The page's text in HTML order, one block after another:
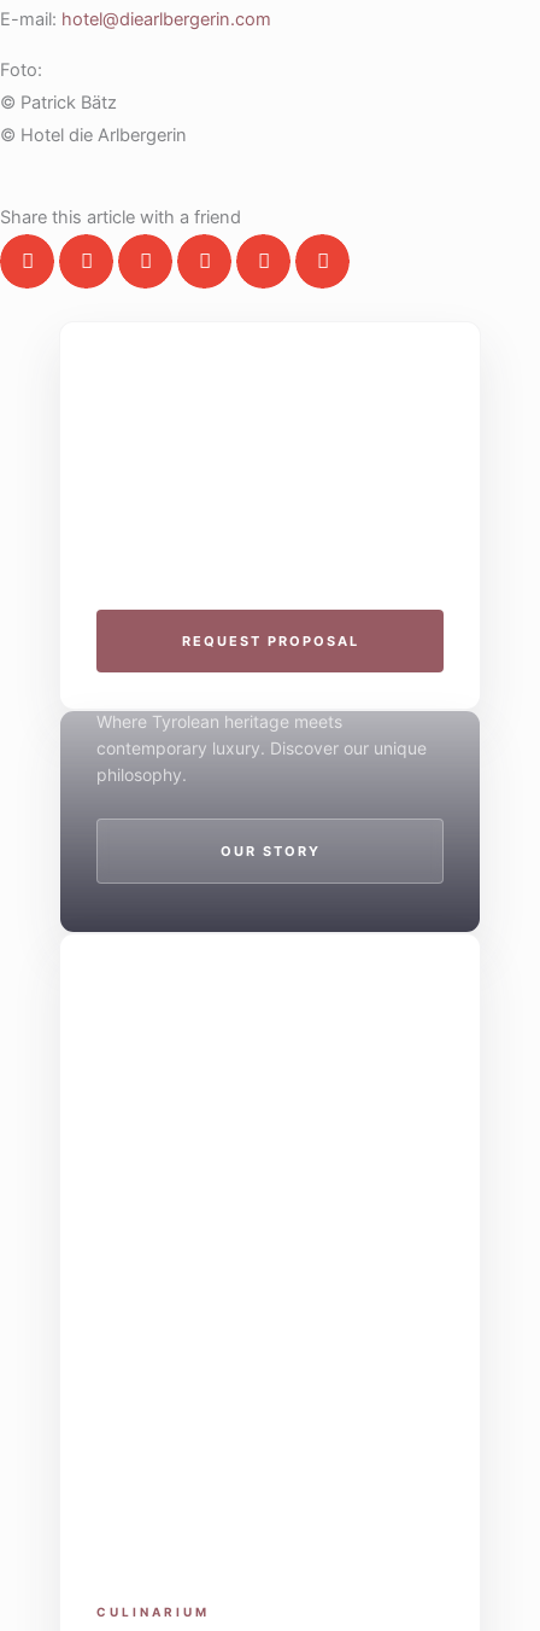
E-mail: hotel@diearlbergerin.com
Foto:
© Patrick Bätz
© Hotel die Arlbergerin
Share this article with a friend
REQUEST PROPOSAL
Mountain Boutique
Where Tyrolean heritage meets
contemporary luxury. Discover our unique
philosophy.
OUR STORY
CULINARIUM